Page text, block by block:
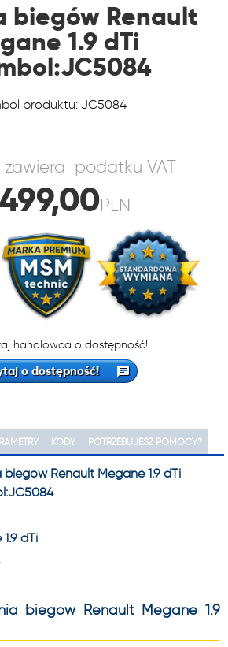
biegów Renault
1.9 dTi
produktu: JC5084
zawiera podatku VAT
PLN
handlowca o dostępność!
o dostępność!
KODY POTRZEBUJESZ POMOCY?
biegów Renault Megane 1.9 dTi
dTi
biegów Renault Megane 1.9